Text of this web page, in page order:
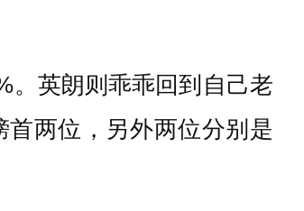
。英朗则乖乖回到自己老
两位，另外两位分别是